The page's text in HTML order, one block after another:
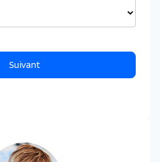
Suivant